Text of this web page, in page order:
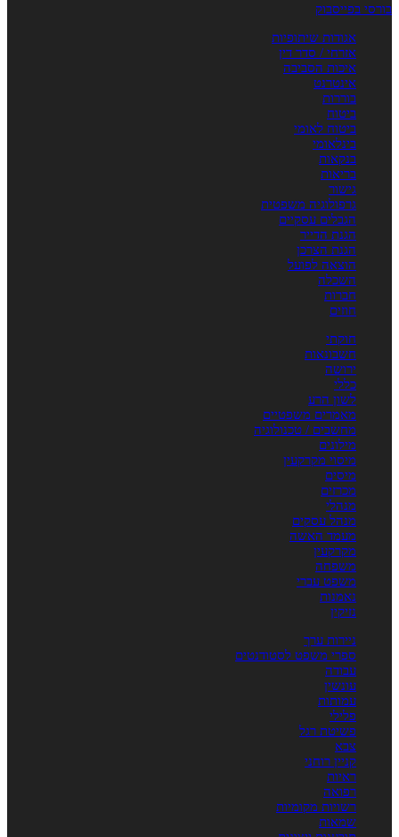
בורסי בפייסבוק
אגודות שיתופיות
אזרחי / סדר דין
איכות הסביבה
אינטרנט
בוררות
ביטוח
ביטוח לאומי
בינלאומי
בנקאות
בריאות
גישור
גרפולוגיה משפטית
הגבלים עסקיים
הגנת הדייר
הגנת הצרכן
הוצאה לפועל
השכלה
חברות
חוזים
חוקתי
חשבונאות
ירושה
כללי
לשון הרע
מאמרים משפטיים
מחשבים / טכנולוגיה
מילונים
מיסוי מקרקעין
מיסים
מכרזים
מנהלי
מנהל עסקים
מעמד האשה
מקרקעין
משפחה
משפט עברי
נאמנות
נזיקין
ניירות ערך
ספרי משפט לסטודנטים
עבודה
עונשין
עמותות
פלילי
פשיטת רגל
צבא
קניין רוחני
ראיות
רפואה
רשויות מקומיות
שמאות